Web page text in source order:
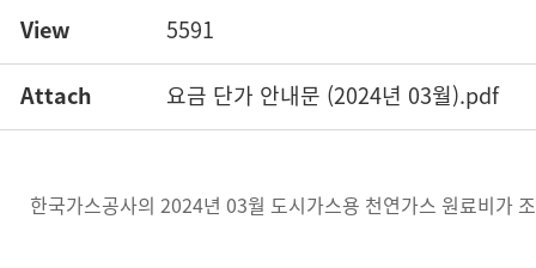
View 5591
Attach 요금 단가 안내문 (2024년 03월).pdf
한국가스공사의 2024년 03월 도시가스용 천연가스 원료비가